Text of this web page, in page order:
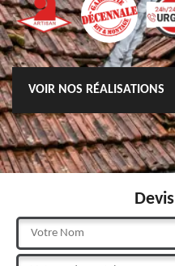
VOIR NOS RÉALISATIONS